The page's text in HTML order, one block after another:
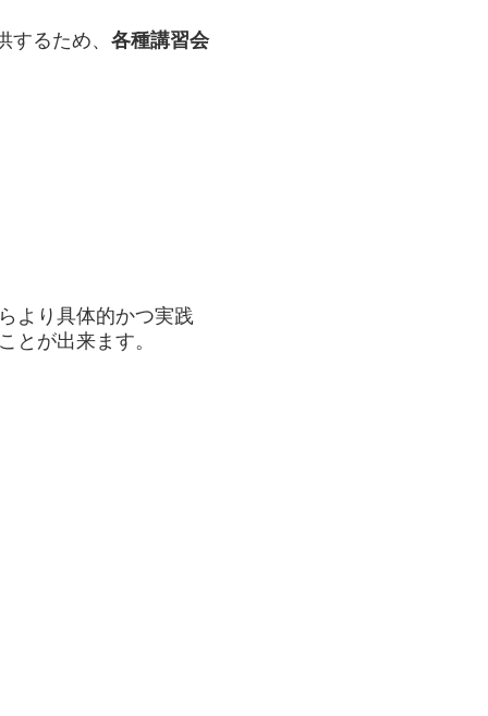
するため、 各種講習会
より具体的かつ実践
とが出来ます。